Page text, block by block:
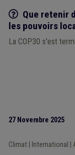
Q/R
Que retenir
les pouvoirs
La COP30 s'est
27 Novembre 2025
Climat| International